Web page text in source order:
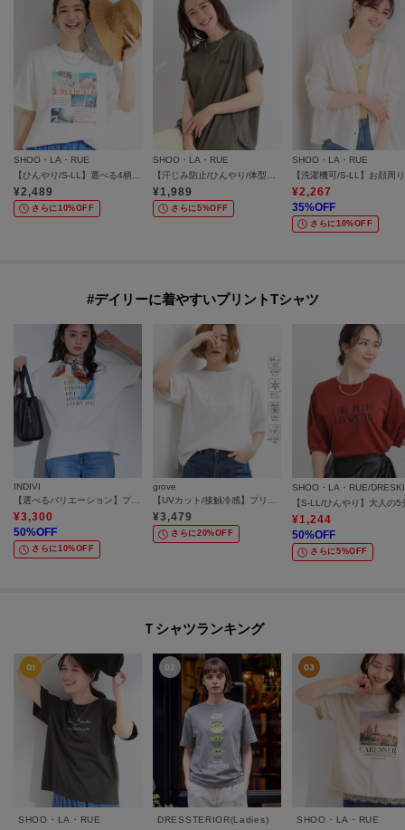
SHOO・LA・RUE
¥2,489
さらに10%OFF
SHOO・LA・RUE
¥1,989
さらに5%OFF
SHOO・LA・RUE
¥2,267
35%OFF
さらに10%OFF
#デイリーに着やすいプリントTシャツ
INDIVI
【選べるバリエーション】プリントTシャツ
¥3,300
50%OFF
さらに10%OFF
grove
【UVカット/接触冷感】プリントアソート5分袖Tシャツ
¥3,479
さらに20%OFF
SHOO・LA・RUE/
¥1,244
50%OFF
さらに5%OFF
Ｔシャツランキング
SHOO・LA・RUE
DRESSTERIOR(Ladies)
SHOO・LA・RUE